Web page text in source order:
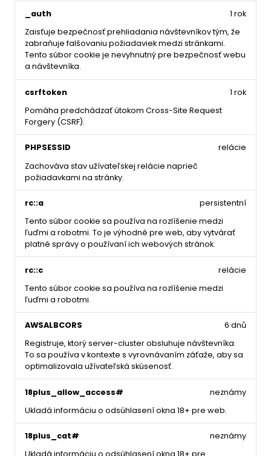
_auth
Zaisťuje bezpečnosť prehliadania návštevníkov tým, že
zabraňuje falšovaniu požiadaviek medzi stránkami.
Tento súbor cookie je nevyhnutný pre bezpečnosť webu
a návštevníka.
1 rok
csrftoken
Pomáha predchádzať útokom Cross-Site Request
Forgery (CSRF).
1 rok
PHPSESSID
Zachováva stav užívateľskej relácie naprieč
požiadavkami na stránky.
relácie
rc::a
Tento súbor cookie sa používa na rozlíšenie medzi
ľuďmi a robotmi. To je výhodné pre web, aby vytvárať
platné správy o používaní ich webových stránok.
persistentní
rc::c
Tento súbor cookie sa používa na rozlíšenie medzi
ľuďmi a robotmi.
relácie
AWSALBCORS
Registruje, ktorý server-cluster obsluhuje návštevníka.
To sa používa v kontexte s vyrovnávaním záťaže, aby sa
optimalizovala užívateľská skúsenosť.
6 dnů
18plus_allow_access#
Ukladá informáciu o odsúhlasení okna 18+ pre web.
neznámy
18plus_cat#
neznámy